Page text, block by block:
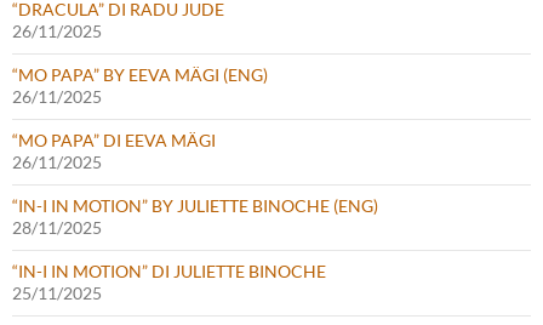
“DRACULA” DI RADU JUDE
26/11/2025
“MO PAPA” BY EEVA MÄGI (ENG)
26/11/2025
“MO PAPA” DI EEVA MÄGI
26/11/2025
“IN-I IN MOTION” BY JULIETTE BINOCHE (ENG)
28/11/2025
“IN-I IN MOTION” DI JULIETTE BINOCHE
25/11/2025